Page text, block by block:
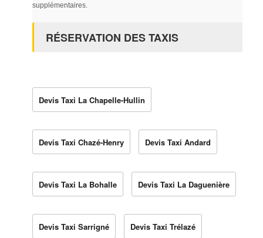
supplémentaires.
RÉSERVATION DES TAXIS
Devis Taxi La Chapelle-Hullin
Devis Taxi Chazé-Henry Devis Taxi Andard
Devis Taxi La Bohalle Devis Taxi La Daguenière
Devis Taxi Sarrigné Devis Taxi Trélazé